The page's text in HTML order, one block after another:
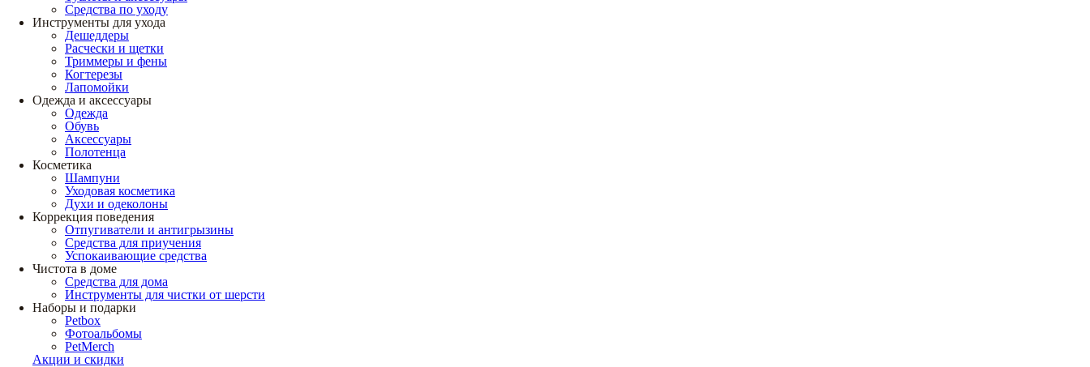
Средства по уходу
Инструменты для ухода
Дешеддеры
Расчески и щетки
Триммеры и фены
Когтерезы
Лапомойки
Одежда и аксессуары
Одежда
Обувь
Аксессуары
Полотенца
Косметика
Шампуни
Уходовая косметика
Духи и одеколоны
Коррекция поведения
Отпугиватели и антигрызины
Средства для приучения
Успокаивающие средства
Чистота в доме
Средства для дома
Инструменты для чистки от шерсти
Наборы и подарки
Petbox
Фотоальбомы
PetMerch
Акции и скидки